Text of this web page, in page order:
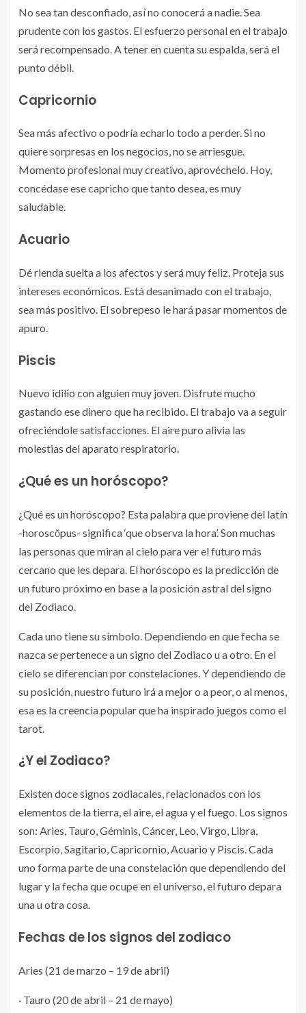
No sea tan desconfiado, así no conocerá a nadie. Sea
prudente con los gastos. El esfuerzo personal en el trabajo
será recompensado. A tener en cuenta su espalda, será el
punto débil.
Capricornio
Sea más afectivo o podría echarlo todo a perder. Si no
quiere sorpresas en los negocios, no se arriesgue.
Momento profesional muy creativo, aprovéchelo. Hoy,
concédase ese capricho que tanto desea, es muy
saludable.
Acuario
Dé rienda suelta a los afectos y será muy feliz. Proteja sus
intereses económicos. Está desanimado con el trabajo,
sea más positivo. El sobrepeso le hará pasar momentos de
apuro.
Piscis
Nuevo idilio con alguien muy joven. Disfrute mucho
gastando ese dinero que ha recibido. El trabajo va a seguir
ofreciéndole satisfacciones. El aire puro alivia las
molestias del aparato respiratorio.
¿Qué es un horóscopo?
¿Qué es un horóscopo? Esta palabra que proviene del latín
-horoscŏpus- significa ‘que observa la hora’. Son muchas
las personas que miran al cielo para ver el futuro más
cercano que les depara. El horóscopo es la predicción de
un futuro próximo en base a la posición astral del signo
del Zodiaco.
Cada uno tiene su símbolo. Dependiendo en que fecha se
nazca se pertenece a un signo del Zodiaco u a otro. En el
cielo se diferencian por constelaciones. Y dependiendo de
su posición, nuestro futuro irá a mejor o a peor, o al menos,
esa es la creencia popular que ha inspirado juegos como el
tarot.
¿Y el Zodiaco?
Existen doce signos zodiacales, relacionados con los
elementos de la tierra, el aire, el agua y el fuego. Los signos
son: Aries, Tauro, Géminis, Cáncer, Leo, Virgo, Libra,
Escorpio, Sagitario, Capricornio, Acuario y Piscis. Cada
uno forma parte de una constelación que dependiendo del
lugar y la fecha que ocupe en el universo, el futuro depara
una u otra cosa.
Fechas de los signos del zodiaco
Aries (21 de marzo – 19 de abril)
· Tauro (20 de abril – 21 de mayo)